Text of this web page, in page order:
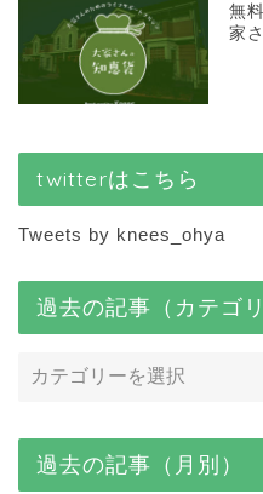
無
家
twitterはこちら
Tweets by knees_ohya
過去の記事（カテゴリ
過去の記事（月別）